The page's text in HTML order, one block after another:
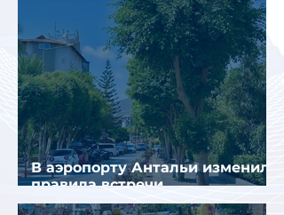
В аэропорту Антальи изменили
правила встречи
организованных туристов